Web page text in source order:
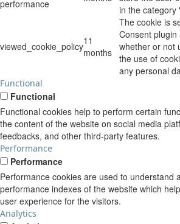
performance
in the category
viewed_cookie_policy11
months
The cookie is
Consent
whether or not
the use of
any personal
Functional
Functional
Functional cookies help to perform certain
the content of the website on social media
feedbacks, and other third-party features.
Performance
Performance
Performance cookies are used to understand
performance indexes of the website which
user experience for the visitors.
Analytics